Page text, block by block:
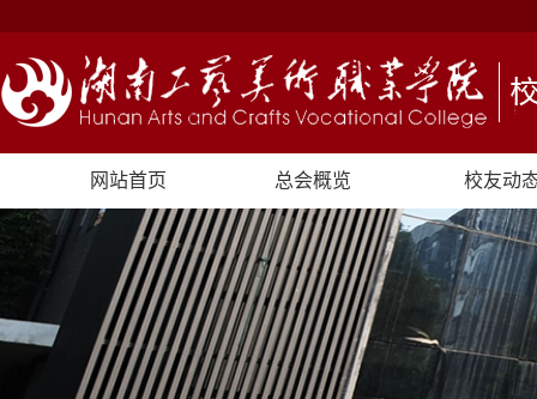
网站首页 总会概览 校友动